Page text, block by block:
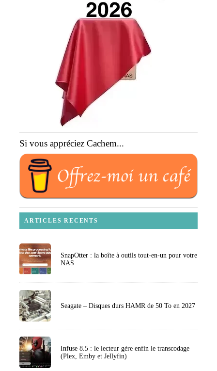
Si vous appréciez Cachem...
ARTICLES RECENTS
SnapOtter : la boîte à outils tout-en-un pour votre
NAS
Seagate – Disques durs HAMR de 50 To en 2027
Infuse 8.5 : le lecteur gère enfin le transcodage
(Plex, Emby et Jellyfin)